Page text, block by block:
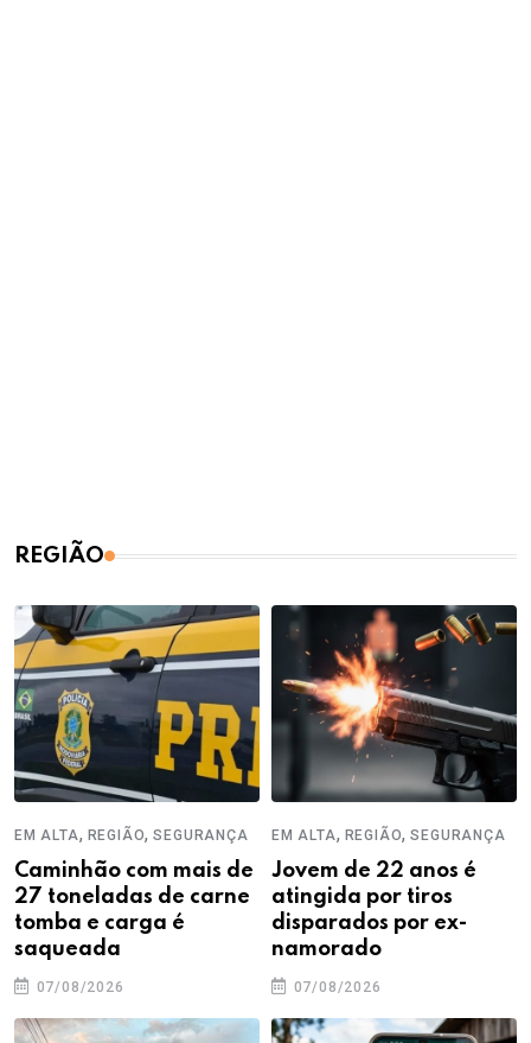
REGIÃO
EM ALTA, REGIÃO,SEGURANÇA
Caminhão com mais de
27 toneladas de carne
tomba e carga é
saqueada
07/08/2026
EM ALTA, REGIÃO,SEGURANÇA
Jovem de 22 anos é
atingida por tiros
disparados por ex-
namorado
07/08/2026